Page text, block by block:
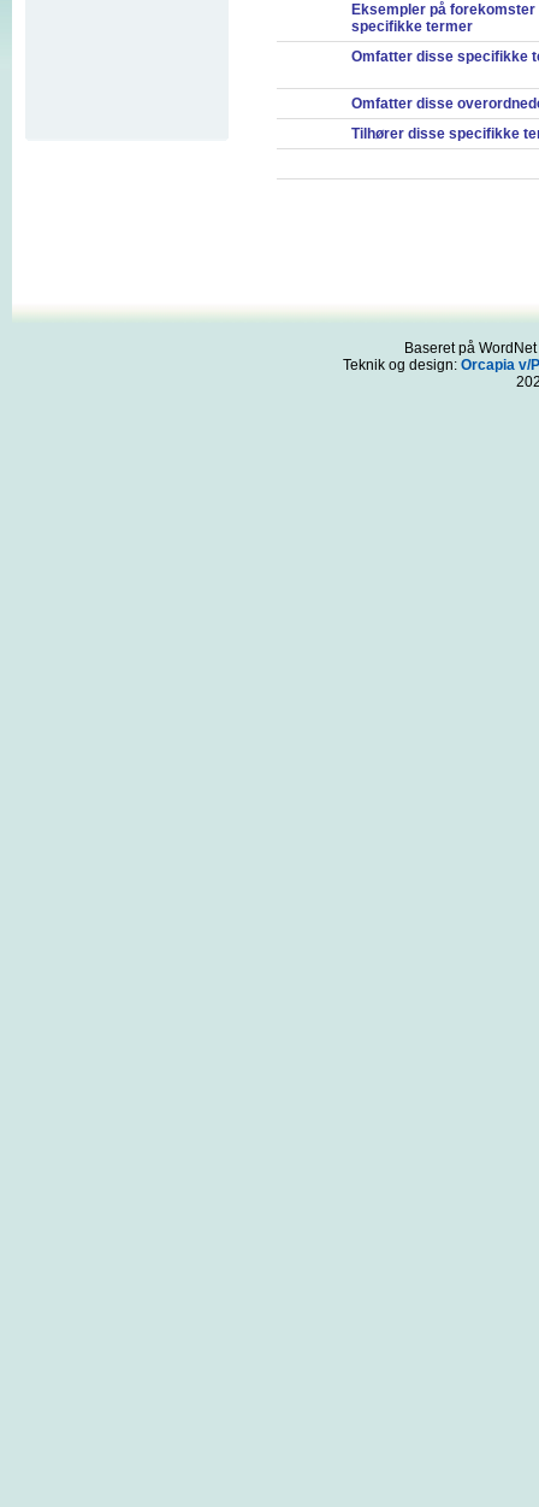
Eksempler på forekomster
specifikke termer
Omfatter disse specifikke
Omfatter disse
Tilhører disse specifikke
Baseret på
Teknik og design: Orcapia v/